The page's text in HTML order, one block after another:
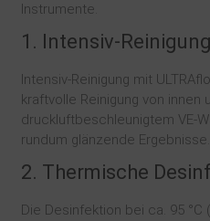
Instrumente.
1. Intensiv-
Intensiv-Reinigung mit
kraftvolle Reinigung von innen
druckluftbeschleunigtem VE-
rundum glänzende Ergebnisse.
2. Thermische
Die Desinfektion bei ca. 95 °C